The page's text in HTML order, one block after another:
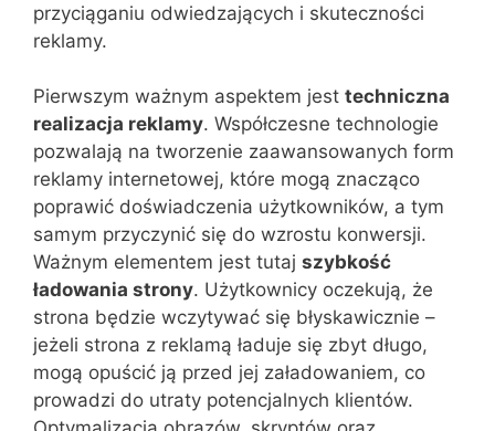
przyciąganiu odwiedzających i skuteczności
reklamy.
Pierwszym ważnym aspektem jest techniczna
realizacja reklamy. Współczesne technologie
pozwalają na tworzenie zaawansowanych form
reklamy internetowej, które mogą znacząco
poprawić doświadczenia użytkowników, a tym
samym przyczynić się do wzrostu konwersji.
Ważnym elementem jest tutaj szybkość
ładowania strony. Użytkownicy oczekują, że
strona będzie wczytywać się błyskawicznie –
jeżeli strona z reklamą ładuje się zbyt długo,
mogą opuścić ją przed jej załadowaniem, co
prowadzi do utraty potencjalnych klientów.